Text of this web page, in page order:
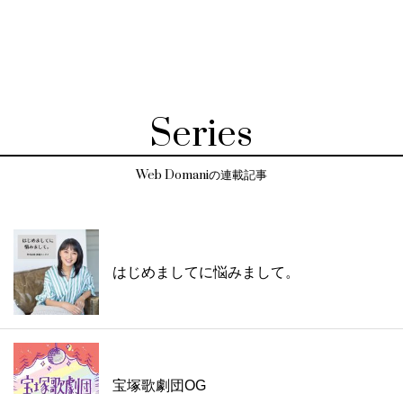
Series
Web Domaniの連載記事
はじめましてに悩みまして。
宝塚歌劇団OG